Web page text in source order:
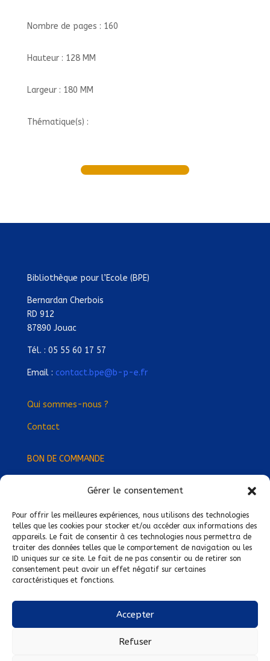
Gérer le consentement
Pour offrir les meilleures expériences, nous utilisons des technologies
telles que les cookies pour stocker et/ou accéder aux informations des
appareils. Le fait de consentir à ces technologies nous permettra de
traiter des données telles que le comportement de navigation ou les
ID uniques sur ce site. Le fait de ne pas consentir ou de retirer son
consentement peut avoir un effet négatif sur certaines
caractéristiques et fonctions.
Accepter
Refuser
Nombre de pages : 160
Hauteur : 128 MM
Largeur : 180 MM
Thématique(s) :
Bibliothèque pour l’Ecole (BPE)
Bernardan Cherbois
RD 912
87890 Jouac
Tél. : 05 55 60 17 57
Email : contact.bpe@b-p-e.fr
Qui sommes-nous ?
Contact
BON DE COMMANDE
Devenez Délégué·e Régional·e !
Trouvez-nous près de chez vous !
Mentions légales
Conditions générales de vente
Politique de confidentialité